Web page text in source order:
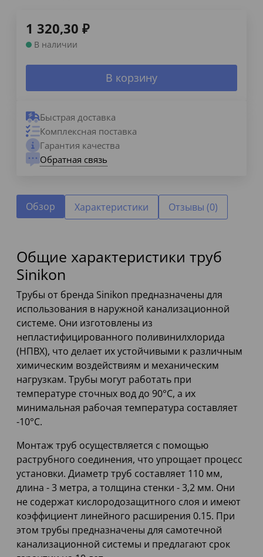
1 320,30 ₽
В наличии
В корзину
Быстрая доставка
Комплексная поставка
Гарантия качества
Обратная связь
Обзор Характеристики Отзывы (0)
Общие характеристики труб
Sinikon
Трубы от бренда Sinikon предназначены для
использования в наружной канализационной
системе. Они изготовлены из
непластифицированного поливинилхлорида
(НПВХ), что делает их устойчивыми к различным
химическим воздействиям и механическим
нагрузкам. Трубы могут работать при
температуре сточных вод до 90°С, а их
минимальная рабочая температура составляет
-10°С.
Монтаж труб осуществляется с помощью
раструбного соединения, что упрощает процесс
установки. Диаметр труб составляет 110 мм,
длина - 3 метра, а толщина стенки - 3,2 мм. Они
не содержат кислородозащитного слоя и имеют
коэффициент линейного расширения 0.15. При
этом трубы предназначены для самотечной
канализационной системы и предлагают срок